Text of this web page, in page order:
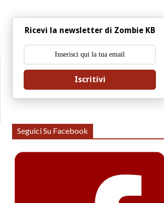
Ricevi la newsletter di Zombie KB
Iscritivi
Seguici Su Facebook